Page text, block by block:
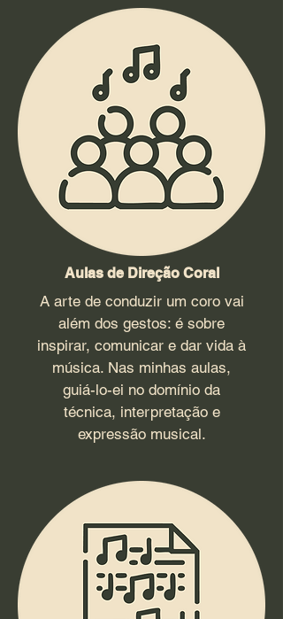
Aulas de Direção Coral
A arte de conduzir um coro vai
além dos gestos: é sobre
inspirar, comunicar e dar vida à
música. Nas minhas aulas,
guiá-lo-ei no domínio da
técnica, interpretação e
expressão musical.